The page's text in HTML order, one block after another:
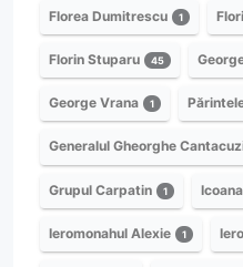
Florea Dumitrescu 1
Florin Stuparu 45
George Vrana 1
Generalul Gheorghe
Grupul Carpatin 1
Ieromonahul Alexie 1